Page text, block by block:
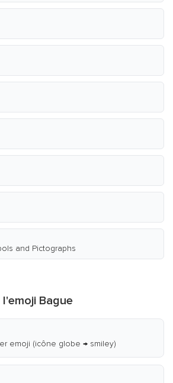
and Pictographs
Bague
emoji (icône globe → smiley)